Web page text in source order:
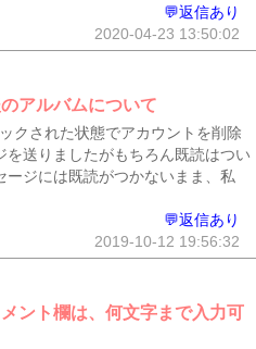
💬返信あり
2020-04-23 13:50:02
アルバムについて
クされた状態でアカウントを削除
送りましたがもちろん既読はつい
ジには既読がつかないまま、私
💬返信あり
2019-10-12 19:56:32
ント欄は、何文字まで入力可